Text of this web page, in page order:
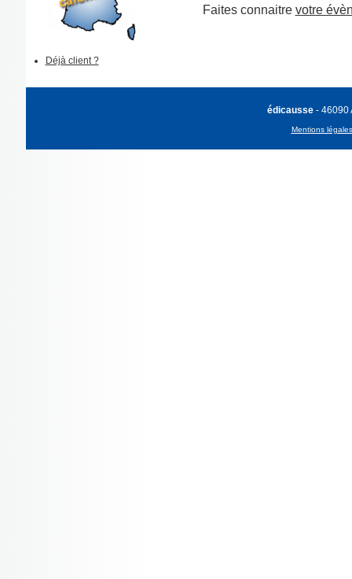
Déjà client ?
Faites connaitre votre
édicausse - 46090
Mentions légales